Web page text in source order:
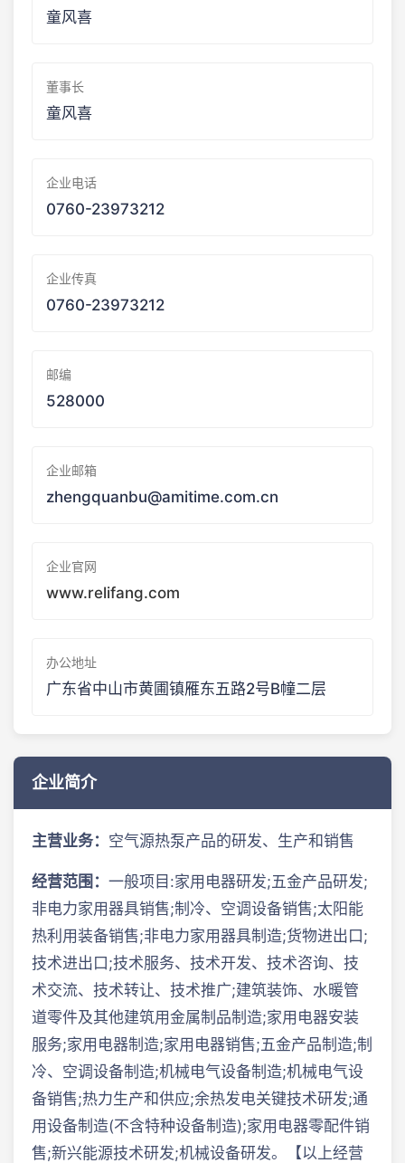
童风喜
董事长
童风喜
企业电话
0760-23973212
企业传真
0760-23973212
邮编
528000
企业邮箱
zhengquanbu@amitime.com.cn
企业官网
www.relifang.com
办公地址
广东省中山市黄圃镇雁东五路2号B幢二层
企业简介
主营业务： 空气源热泵产品的研发、生产和销售
经营范围： 一般项目:家用电器研发;五金产品研发;
非电力家用器具销售;制冷、空调设备销售;太阳能
热利用装备销售;非电力家用器具制造;货物进出口;
技术进出口;技术服务、技术开发、技术咨询、技
术交流、技术转让、技术推广;建筑装饰、水暖管
道零件及其他建筑用金属制品制造;家用电器安装
服务;家用电器制造;家用电器销售;五金产品制造;制
冷、空调设备制造;机械电气设备制造;机械电气设
备销售;热力生产和供应;余热发电关键技术研发;通
用设备制造(不含特种设备制造);家用电器零配件销
售;新兴能源技术研发;机械设备研发。【以上经营